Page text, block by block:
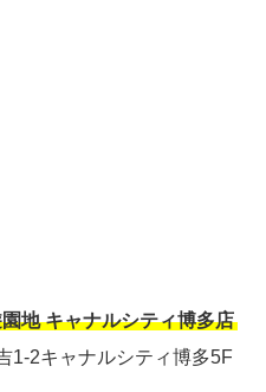
地 キャナルシティ博多店
1-2キャナルシティ博多5F